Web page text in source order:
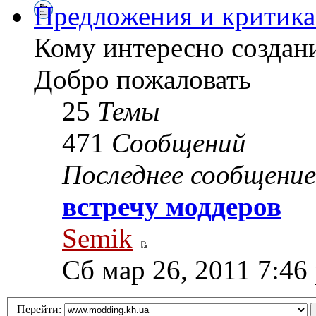
Предложения и
Кому интересно
Добро пожаловать
25 Темы
471 Сообщений
Последнее сообщение
встречу моддеров
Semik
Сб мар 26, 2011 7:46
Перейти: